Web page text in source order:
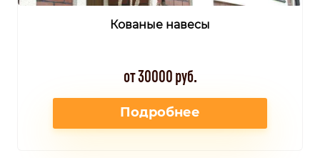
Кованые навесы
от 30000 руб.
Подробнее